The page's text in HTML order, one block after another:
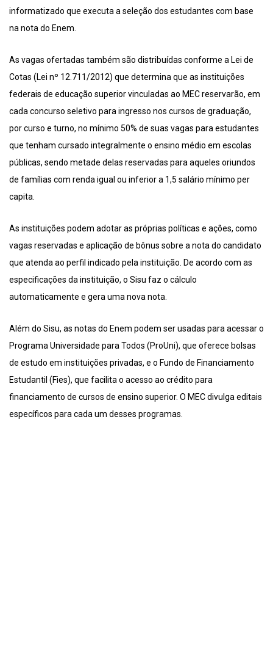
informatizado que executa a seleção dos estudantes com base
na nota do Enem.
As vagas ofertadas também são distribuídas conforme a Lei de
Cotas (Lei nº 12.711/2012) que determina que as instituições
federais de educação superior vinculadas ao MEC reservarão, em
cada concurso seletivo para ingresso nos cursos de graduação,
por curso e turno, no mínimo 50% de suas vagas para estudantes
que tenham cursado integralmente o ensino médio em escolas
públicas, sendo metade delas reservadas para aqueles oriundos
de famílias com renda igual ou inferior a 1,5 salário mínimo per
capita.
As instituições podem adotar as próprias políticas e ações, como
vagas reservadas e aplicação de bônus sobre a nota do candidato
que atenda ao perfil indicado pela instituição. De acordo com as
especificações da instituição, o Sisu faz o cálculo
automaticamente e gera uma nova nota.
Além do Sisu, as notas do Enem podem ser usadas para acessar o
Programa Universidade para Todos (ProUni), que oferece bolsas
de estudo em instituições privadas, e o Fundo de Financiamento
Estudantil (Fies), que facilita o acesso ao crédito para
financiamento de cursos de ensino superior. O MEC divulga editais
específicos para cada um desses programas.